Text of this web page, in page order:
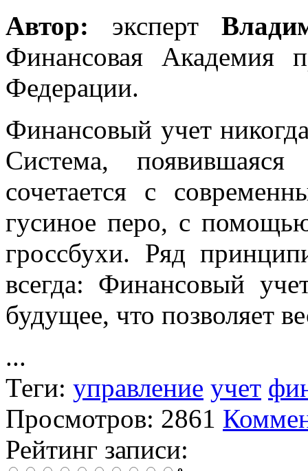
Автор: эксперт
Финансовая Академия
Федерации.
Финансовый учет
Система,
сочетается с
гусиное перо, с
гроссбухи. Ряд
всегда: Финансовый
будущее, что позволяет
...
Теги: управление учет
Просмотров: 2861
Рейтинг записи: